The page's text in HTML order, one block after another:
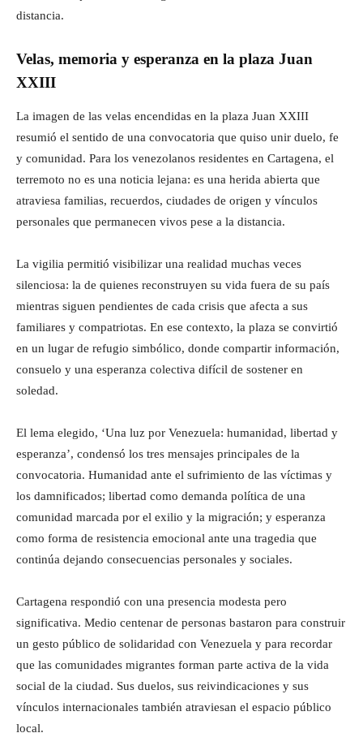
distancia.
Velas, memoria y esperanza en la plaza Juan
XXIII
La imagen de las velas encendidas en la plaza Juan XXIII
resumió el sentido de una convocatoria que quiso unir duelo, fe
y comunidad. Para los venezolanos residentes en Cartagena, el
terremoto no es una noticia lejana: es una herida abierta que
atraviesa familias, recuerdos, ciudades de origen y vínculos
personales que permanecen vivos pese a la distancia.
La vigilia permitió visibilizar una realidad muchas veces
silenciosa: la de quienes reconstruyen su vida fuera de su país
mientras siguen pendientes de cada crisis que afecta a sus
familiares y compatriotas. En ese contexto, la plaza se convirtió
en un lugar de refugio simbólico, donde compartir información,
consuelo y una esperanza colectiva difícil de sostener en
soledad.
El lema elegido, ‘Una luz por Venezuela: humanidad, libertad y
esperanza’, condensó los tres mensajes principales de la
convocatoria. Humanidad ante el sufrimiento de las víctimas y
los damnificados; libertad como demanda política de una
comunidad marcada por el exilio y la migración; y esperanza
como forma de resistencia emocional ante una tragedia que
continúa dejando consecuencias personales y sociales.
Cartagena respondió con una presencia modesta pero
significativa. Medio centenar de personas bastaron para construir
un gesto público de solidaridad con Venezuela y para recordar
que las comunidades migrantes forman parte activa de la vida
social de la ciudad. Sus duelos, sus reivindicaciones y sus
vínculos internacionales también atraviesan el espacio público
local.